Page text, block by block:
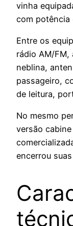
vinha
com potência
Entre os
rádio AM/
neblina,
passageiro,
de leitura,
No mesmo
versão
encerrou